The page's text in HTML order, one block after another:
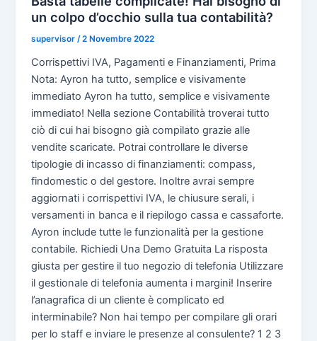
un colpo d’occhio sulla tua contabilità?
supervisor/2 Novembre 2022
Corrispettivi IVA, Pagamenti e Finanziamenti, Prima
Nota: Ayron ha tutto, semplice e visivamente
immediato Ayron ha tutto, semplice e visivamente
immediato! Nella sezione Contabilità troverai tutto
ciò di cui hai bisogno già compilato grazie alle
vendite scaricate. Potrai controllare le diverse
tipologie di incasso di finanziamenti: compass,
findomestic o del gestore. Inoltre avrai sempre
aggiornati i corrispettivi IVA, le chiusure serali, i
versamenti in banca e il riepilogo cassa e cassaforte.
Ayron include tutte le funzionalità per la gestione
contabile. Richiedi Una Demo Gratuita La risposta
giusta per gestire il tuo negozio di telefonia Utilizzare
il gestionale di telefonia aumenta i margini! Inserire
l’anagrafica di un cliente è complicato ed
interminabile? Non hai tempo per compilare gli orari
per lo staff e inviare le presenze al consulente? 1 2 3